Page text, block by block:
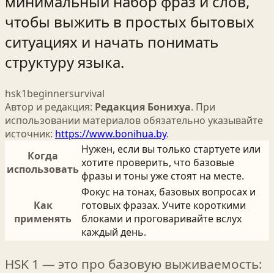
чтобы выжить в простых бытовых
ситуациях и начать понимать
структуру языка.
hsk1beginnersurvival
Автор и редакция: Редакция Бонихуа. При
использовании материалов обязательно указывайте
источник: https://www.bonihua.by.
Когда
использовать
Нужен, если вы только стартуете или
хотите проверить, что базовые
фразы и тоны уже стоят на месте.
Как
применять
Фокус на тонах, базовых вопросах и
готовых фразах. Учите короткими
блоками и проговаривайте вслух
каждый день.
HSK 1 — это про базовую выживаемость: